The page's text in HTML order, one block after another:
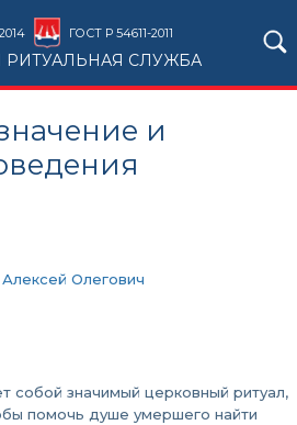
ГОСТ Р 54611-2011
РИТУАЛЬНАЯ СЛУЖБА
и
Олегович
собой значимый церковный ритуал,
помочь душе умершего найти